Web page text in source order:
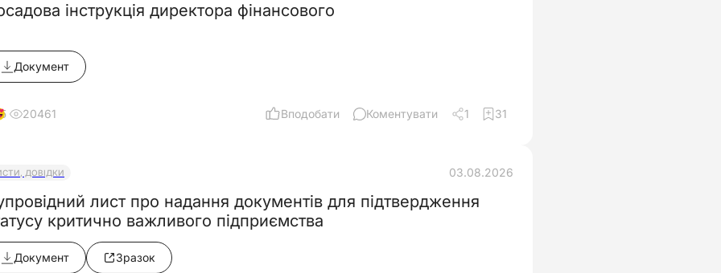
інструкція директора фінансового
Документ
5 20461 Вподобати Коментувати 1 31
ДОВІДКИ 03.08.2026
лист про надання документів для підтвердження
критично важливого підприємства
Документ Зразок